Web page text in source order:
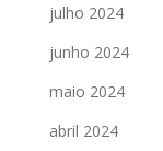
julho 2024
junho 2024
maio 2024
abril 2024